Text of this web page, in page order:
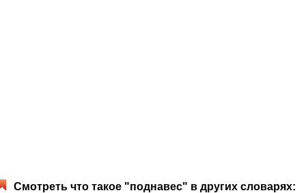
Смотреть что такое "поднавес" в других словарях: